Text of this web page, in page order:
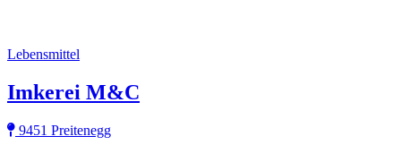
Lebensmittel
Imkerei M&C
9451 Preitenegg